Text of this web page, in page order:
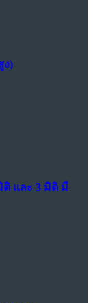
ง)
ติ และ 3 มิติ มี